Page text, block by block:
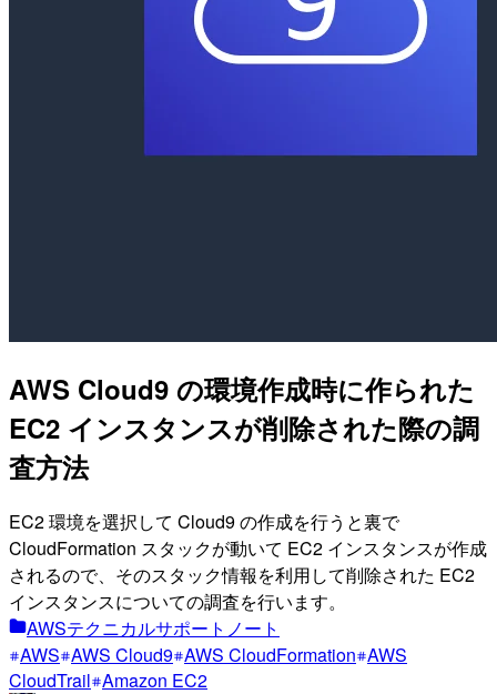
AWS Cloud9 の環境作成時に作られた
EC2 インスタンスが削除された際の調
査方法
EC2 環境を選択して Cloud9 の作成を行うと裏で
CloudFormation スタックが動いて EC2 インスタンスが作成
されるので、そのスタック情報を利用して削除された EC2
インスタンスについての調査を行います。
AWSテクニカルサポートノート
AWS AWS Cloud9 AWS CloudFormation AWS
CloudTrail Amazon EC2